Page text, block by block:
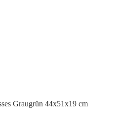
Graugrün 44x51x19 cm